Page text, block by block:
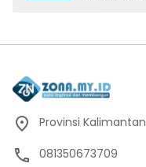
Provinsi
081350673709